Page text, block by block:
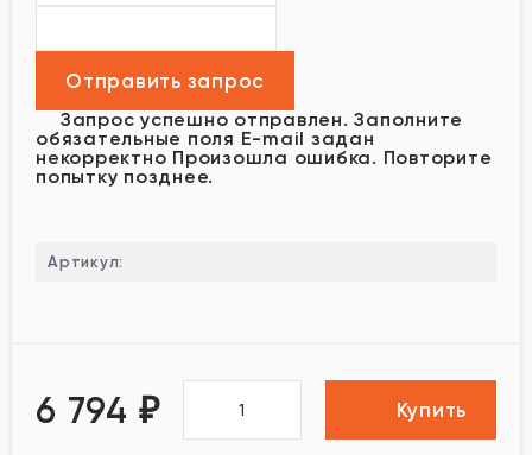
Запрос успешно отправлен. Заполните
обязательные поля E-mail задан
некорректно Произошла ошибка. Повторите
попытку позднее.
Артикул:
6 794 ₽ Купить